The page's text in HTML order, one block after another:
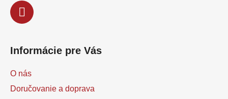
Informácie pre Vás
O nás
Doručovanie a doprava